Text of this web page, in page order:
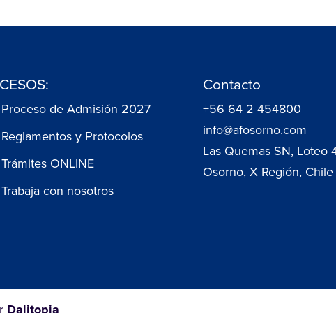
de Admisión 2027
y Protocolos
ONLINE
con nosotros
Contacto
+56 64 2 454800
info@afosorno.com
Las Quemas SN, Loteo
Osorno, X Región, Chile
Dalitopia